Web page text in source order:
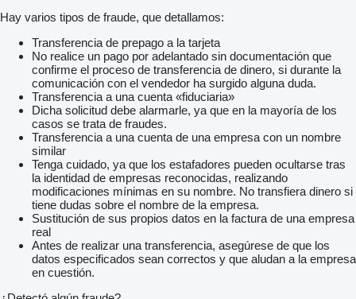
Hay varios tipos de fraude, que detallamos:
Transferencia de prepago a la tarjeta
No realice un pago por adelantado sin documentación que
confirme el proceso de transferencia de dinero, si durante la
comunicación con el vendedor ha surgido alguna duda.
Transferencia a una cuenta «fiduciaria»
Dicha solicitud debe alarmarle, ya que en la mayoría de los
casos se trata de fraudes.
Transferencia a una cuenta de una empresa con un nombre
similar
Tenga cuidado, ya que los estafadores pueden ocultarse tras
la identidad de empresas reconocidas, realizando
modificaciones mínimas en su nombre. No transfiera dinero si
tiene dudas sobre el nombre de la empresa.
Sustitución de sus propios datos en la factura de una empresa
real
Antes de realizar una transferencia, asegúrese de que los
datos especificados sean correctos y que aludan a la empresa
en cuestión.